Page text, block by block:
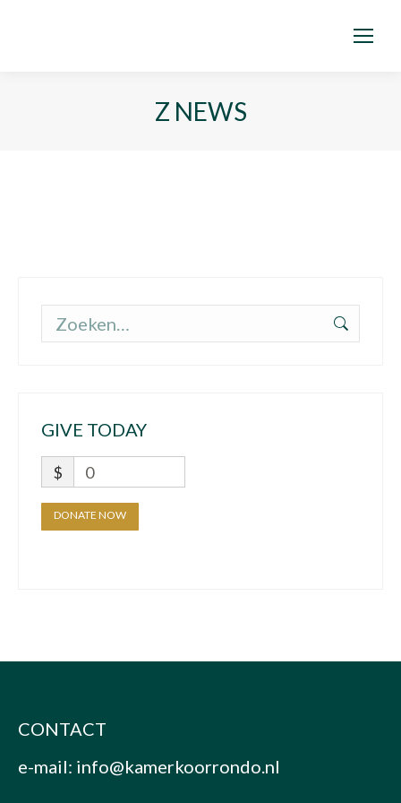
Z NEWS
Zoeken:
GIVE TODAY
$ 0
DONATE NOW
CONTACT
e-mail: info@kamerkoorrondo.nl